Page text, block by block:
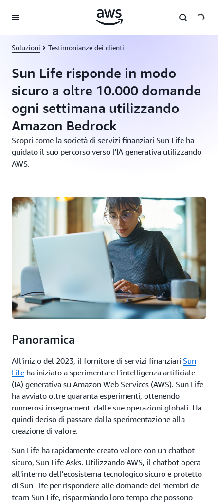
Soluzioni Testimonianze dei clienti
Sun Life risponde in modo
sicuro a oltre 10.000 domande
ogni settimana utilizzando
Amazon Bedrock
Scopri come la società di servizi finanziari Sun Life ha
guidato il suo percorso verso l'IA generativa utilizzando
AWS.
Panoramica
All'inizio del 2023, il fornitore di servizi finanziari Sun
Life ha iniziato a sperimentare l'intelligenza artificiale
(IA) generativa su Amazon Web Services (AWS). Sun Life
ha avviato oltre quaranta esperimenti, ottenendo
numerosi insegnamenti dalle sue operazioni globali. Ha
quindi deciso di passare dalla sperimentazione alla
creazione di valore.
Sun Life ha rapidamente creato valore con un chatbot
sicuro, Sun Life Asks. Utilizzando AWS, il chatbot opera
all'interno dell'ecosistema tecnologico sicuro e protetto
di Sun Life per rispondere alle domande dei membri del
team Sun Life, risparmiando loro tempo che possono